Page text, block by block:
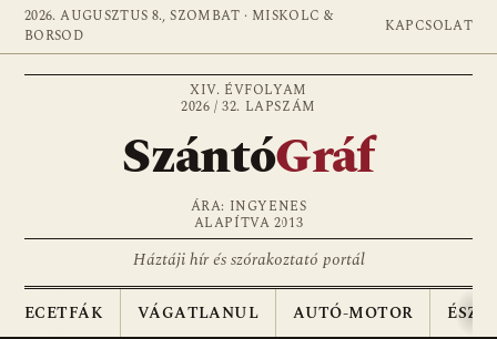
2026. AUGUSZTUS 8., SZOMBAT · MISKOLC &
BORSOD
KAPCSOLAT
XIV. ÉVFOLYAM
2026 / 32. LAPSZÁM
SzántóGráf
ÁRA: INGYENES
ALAPÍTVA 2013
Háztáji hír és szórakoztató portál
ECETFÁK VÁGATLANUL AUTÓ-MOTOR